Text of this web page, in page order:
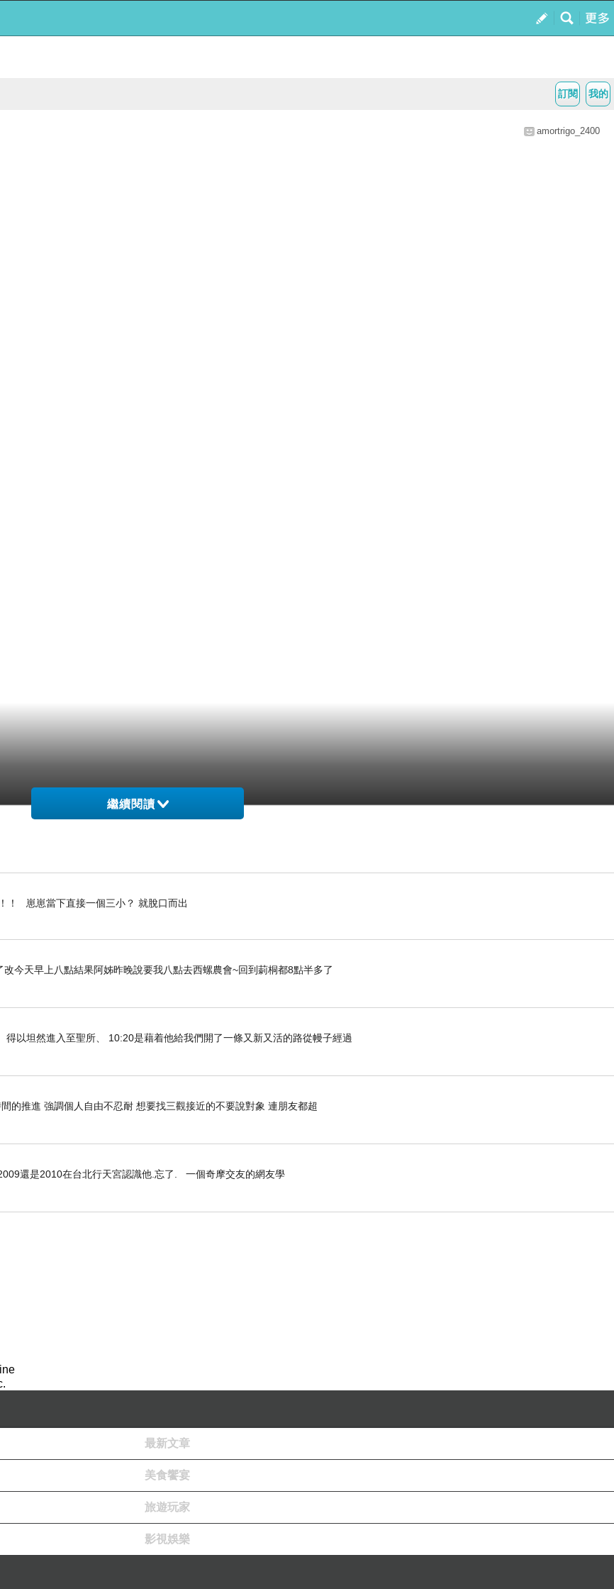
我的
訂閱
amortrigo_2400
繼續閱讀
！ 崽崽當下直接一個三小？ 就脫口而出
今天早上八點結果阿姊昨晚說要我八點去西螺農會~回到莿桐都8點半多了
以坦然進入至聖所、 10:20是藉着他給我們開了一條又新又活的路從幔子經過
的推進 強調個人自由不忍耐 想要找三觀接近的不要說對象 連朋友都超
還是2010在台北行天宮認識他.忘了. 一個奇摩交友的網友學
最新文章
美食饗宴
旅遊玩家
影視娛樂